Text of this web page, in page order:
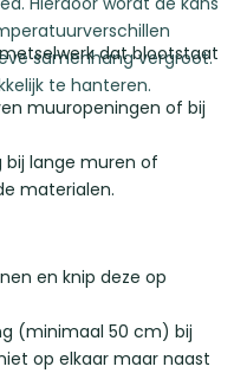
samenhang vergroot.
te hanteren.
dat blootstaat
muuropeningen of bij
bij lange muren of
materialen.
en knip deze op
(minimaal 50 cm) bij
op elkaar maar naast